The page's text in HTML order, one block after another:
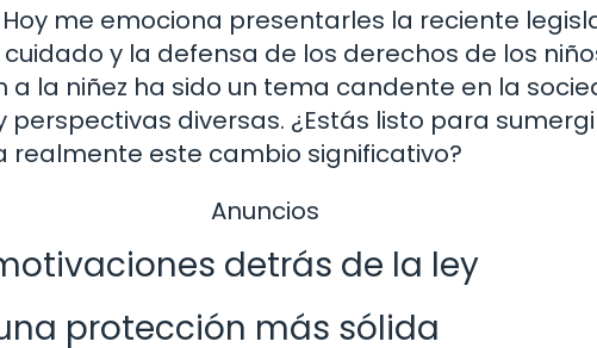
Hoy me emociona presentarles la reciente
y la defensa de los derechos de los
a la niñez ha sido un tema candente en la
diversas. ¿Estás listo para
realmente este cambio significativo?
Anuncios
detrás de la ley
protección más sólida